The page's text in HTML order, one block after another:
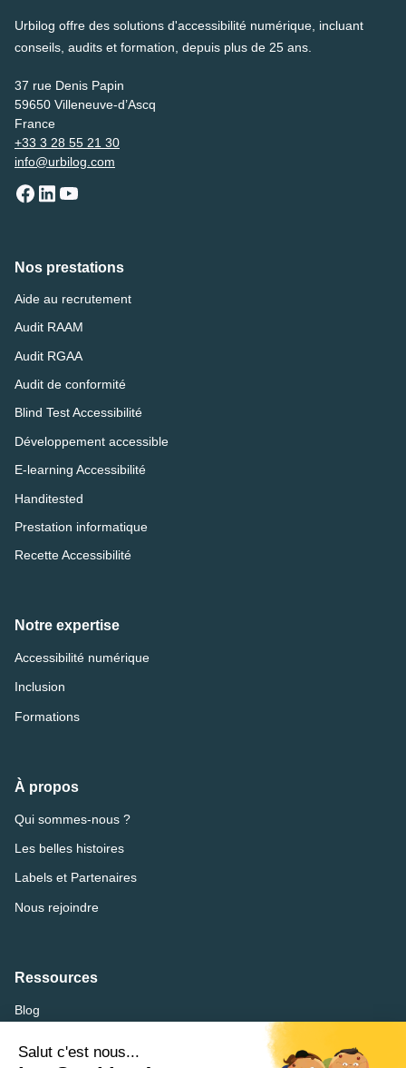
Urbilog offre des solutions d'accessibilité numérique, incluant
conseils, audits et formation, depuis plus de 25 ans.
37 rue Denis Papin
59650 Villeneuve-d’Ascq
France
+33 3 28 55 21 30
info@urbilog.com
Nos prestations
Aide au recrutement
Audit RAAM
Audit RGAA
Audit de conformité
Blind Test Accessibilité
Développement accessible
E-learning Accessibilité
Handitested
Prestation informatique
Recette Accessibilité
Notre expertise
Accessibilité numérique
Inclusion
Formations
À propos
Qui sommes-nous ?
Les belles histoires
Labels et Partenaires
Nous rejoindre
Ressources
Blog